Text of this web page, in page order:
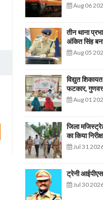
Aug 06
तीन थाना
अंकित सिंह
Aug 05
विद्युत
फटकार,
Aug 01
जिला
का किया
Jul 31
ट्रेनी
Jul 30